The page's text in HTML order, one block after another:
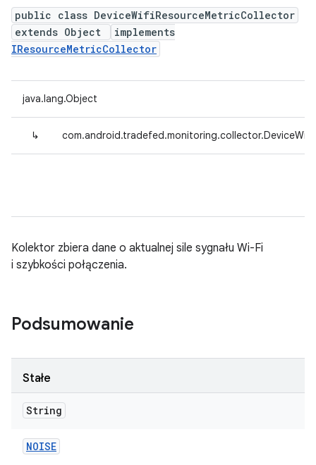
public class DeviceWifiResourceMetricCollector
extends Object
implements
IResourceMetricCollector
java.lang.Object
↳
Kolektor zbiera dane o aktualnej sile sygnału Wi-Fi
i szybkości połączenia.
Podsumowanie
Stałe
String
NOISE